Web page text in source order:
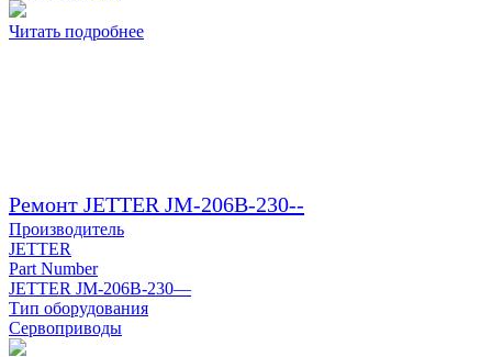
Читать подробнее
Ремонт JETTER JM-206B-230--
Производитель
JETTER
Part Number
JETTER JM-206B-230—
Тип оборудования
Сервоприводы